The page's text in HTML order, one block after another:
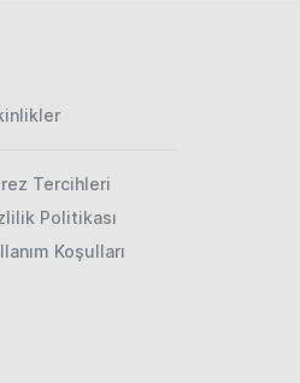
Tercihleri
Politikası
Koşulları